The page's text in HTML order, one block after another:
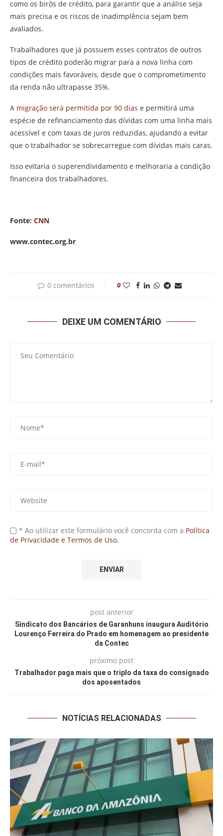
como os birôs de crédito, para garantir que a análise seja
mais precisa e os riscos de inadimplência sejam bem
avaliados.
Trabalhadores que já possuem esses contratos de outros
tipos de crédito poderão migrar para a nova linha com
condições mais favoráveis, desde que o comprometimento
da renda não ultrapasse 35%.
A migração será permitida por 90 dias e permitirá uma
espécie de refinanciamento das dívidas com uma linha mais
acessível e com taxas de juros reduzidas, ajudando a evitar
que o trabalhador se sobrecarregue com dívidas mais caras.
Isso evitaria o superendividamento e melhoraria a condição
financeira dos trabalhadores.
Fonte: CNN
www.contec.org.br
0 comentários 0
DEIXE UM COMENTÁRIO
* Ao utilizar este formulário você concorda com a Política
de Privacidade e Termos de Uso.
post anterior
Sindicato dos Bancários de Garanhuns inaugura Auditório
Lourenço Ferreira do Prado em homenagem ao presidente
da Contec
próximo post
Trabalhador paga mais que o triplo da taxa do consignado
dos aposentados
NOTÍCIAS RELACIONADAS